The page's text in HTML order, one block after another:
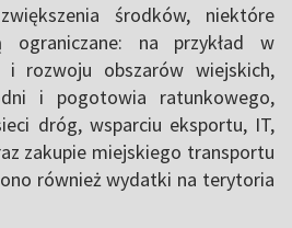
środków, niektóre
na przykład w
rozwoju obszarów wiejskich,
i pogotowia ratunkowego,
dróg, wsparciu eksportu, IT,
zakupie miejskiego transportu
również wydatki na terytoria